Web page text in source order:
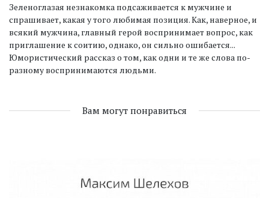
Зеленоглазая незнакомка подсаживается к мужчине и
спрашивает, какая у того любимая позиция. Как, наверное, и
всякий мужчина, главный герой воспринимает вопрос, как
приглашение к соитию, однако, он сильно ошибается...
Юмористический рассказ о том, как одни и те же слова по-
разному воспринимаются людьми.
Вам могут понравиться